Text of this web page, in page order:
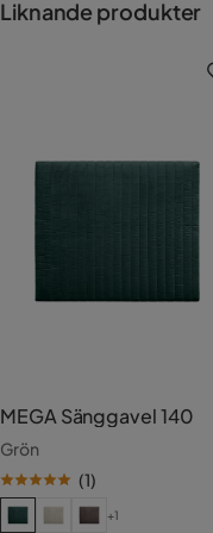
Liknande produkter
MEGA Sänggavel 140
Grön
(1)
+1